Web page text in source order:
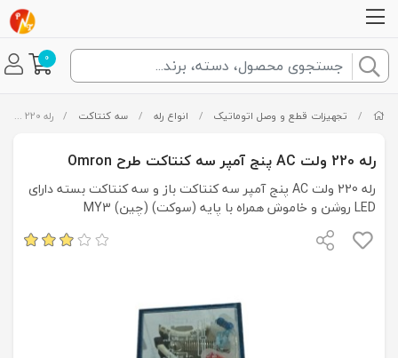
0
/ تجهیزات قطع و وصل اتوماتیک / انواع رله / سه کنتاکت / رله 220 ولت AC پنج آمپر سه کنتاکت طرح Omron
رله 220 ولت AC پنج آمپر سه کنتاکت طرح Omron
رله 220 ولت AC پنج آمپر سه کنتاکت باز و سه کنتاکت بسته دارای
LED روشن و خاموش همراه با پایه (سوکت) (چین) MY3